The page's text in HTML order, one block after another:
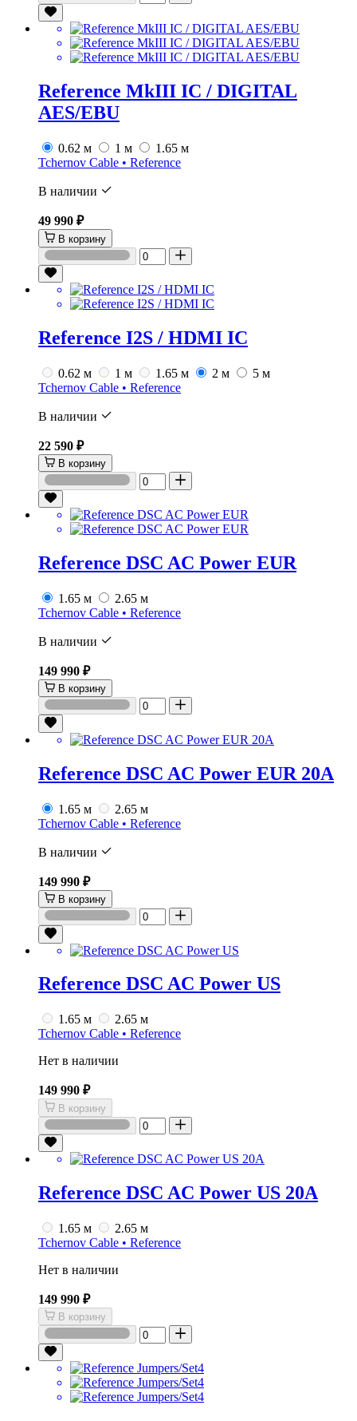
Reference MkIII IC / DIGITAL
AES/EBU
0.62 м 1 м
1.65 м
Tchernov Cable • Reference
В наличии
49 990 ₽
В корзину
Reference I2S / HDMI IC
0.62 м 1 м 1.65 м 2 м
5 м
Tchernov Cable • Reference
В наличии
22 590 ₽
В корзину
Reference DSC AC Power EUR
1.65 м
2.65 м
Tchernov Cable • Reference
В наличии
149 990 ₽
В корзину
Reference DSC AC Power EUR 20A
1.65 м
2.65 м
Tchernov Cable • Reference
В наличии
149 990 ₽
В корзину
Reference DSC AC Power US
1.65 м
2.65 м
Tchernov Cable • Reference
Нет в наличии
149 990 ₽
В корзину
Reference DSC AC Power US 20A
1.65 м
2.65 м
Tchernov Cable • Reference
Нет в наличии
149 990 ₽
В корзину